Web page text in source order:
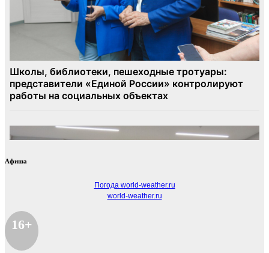
Афиша
Погода world-weather.ru
world-weather.ru
16+